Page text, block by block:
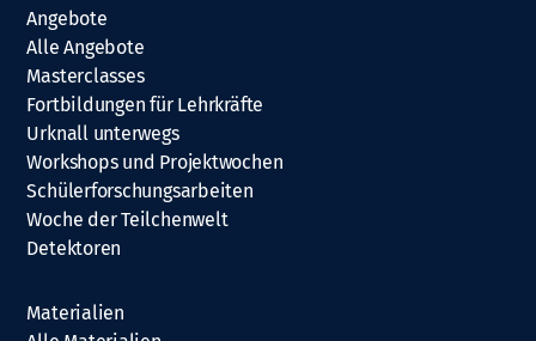
Angebote
Alle Angebote
Masterclasses
Fortbildungen für Lehrkräfte
Urknall unterwegs
Workshops und Projektwochen
Schülerforschungsarbeiten
Woche der Teilchenwelt
Detektoren
Materialien